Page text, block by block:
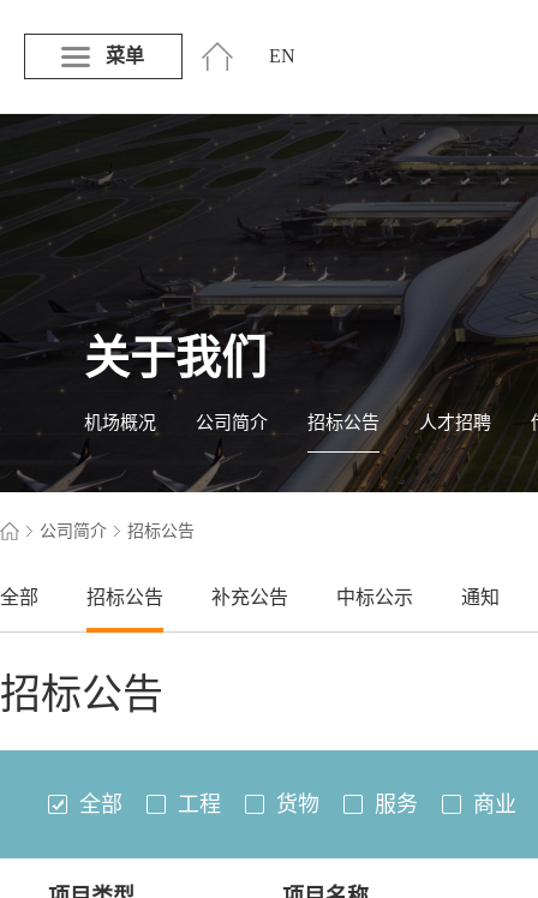
菜单 EN
关于我们
机场概况 公司简介 招标公告 人才招聘
公司简介 招标公告
全部 招标公告 补充公告 中标公示 通知
招标公告
全部 工程 货物 服务 商业